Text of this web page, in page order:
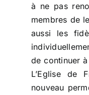
à ne pas
membres de
aussi les
de continuer
L’Eglise de
nouveau